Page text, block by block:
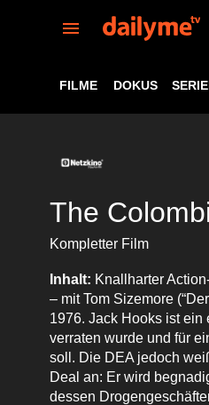
FILME DOKUS
The
Kompletter Film
Inhalt: Knallharter
– mit Tom Sizemore
1976. Jack Hooks ist ein
verraten wurde und für
soll. Die DEA jedoch
Deal an: Er wird
dessen